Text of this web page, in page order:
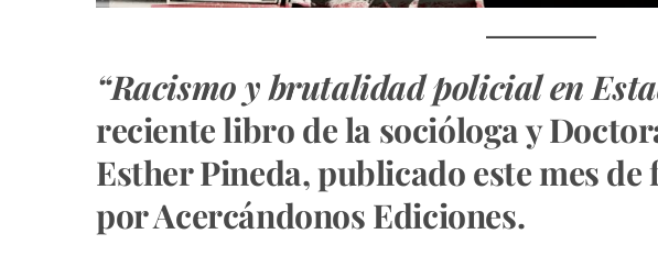
“Racismo y brutalidad policial en
reciente libro de la socióloga y
Esther Pineda, publicado este mes
por Acercándonos Ediciones.